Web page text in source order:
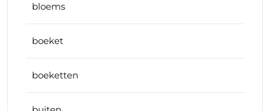
bloems
boeket
boeketten